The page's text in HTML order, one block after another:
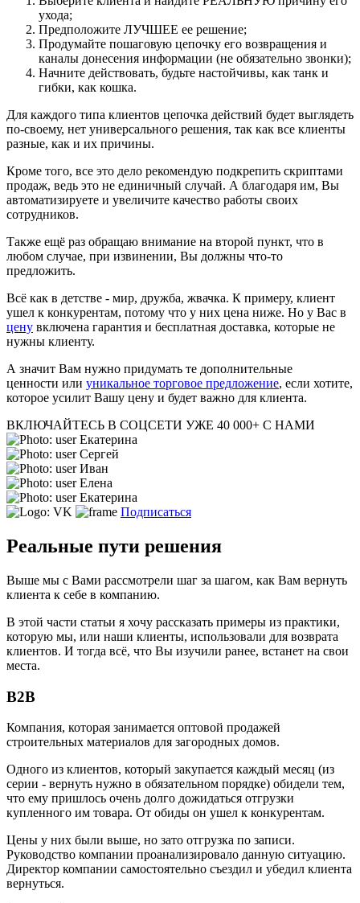
ухода;
Предположите ЛУЧШЕЕ ее решение;
Продумайте пошаговую цепочку его возвращения и
каналы донесения информации (не обязательно звонки);
Начните действовать, будьте настойчивы, как танк и
гибки, как кошка.
Для каждого типа клиентов цепочка действий будет выглядеть
по-своему, нет универсального решения, так как все клиенты
разные, как и их причины.
Кроме того, все это дело рекомендую подкрепить скриптами
продаж, ведь это не единичный случай. А благодаря им, Вы
автоматизируете и увеличите качество работы своих
сотрудников.
Также ещё раз обращаю внимание на второй пункт, что в
любом случае, при извинении, Вы должны что-то
предложить.
Всё как в детстве - мир, дружба, жвачка. К примеру, клиент
ушел к конкурентам, потому что у них цена ниже. Но у Вас в
цену включена гарантия и бесплатная доставка, которые не
нужны клиенту.
А значит Вам нужно придумать те дополнительные
ценности или уникальное торговое предложение, если хотите,
которое усилит Вашу цену и будет важно для клиента.
ВКЛЮЧАЙТЕСЬ В СОЦСЕТИ УЖЕ 40 000+ С НАМИ
Екатерина
Сергей
Иван
Елена
Екатерина
Подписаться
Реальные пути решения
Выше мы с Вами рассмотрели шаг за шагом, как Вам вернуть
клиента к себе в компанию.
В этой части статьи я хочу рассказать примеры из практики,
которую мы, или наши клиенты, использовали для возврата
клиентов. И тогда всё, что Вы изучили ранее, встанет на свои
места.
B2B
Компания, которая занимается оптовой продажей
строительных материалов для загородных домов.
Одного из клиентов, который закупается каждый месяц (из
серии - вернуть нужно в обязательном порядке) обидели тем,
что ему пришлось очень долго дожидаться отгрузки
купленного им товара. От обиды он ушел к конкурентам.
Цены у них были выше, но зато отгрузка по записи.
Руководство компании проанализировало данную ситуацию.
Директор компании самостоятельно съездил и убедил клиента
вернуться.